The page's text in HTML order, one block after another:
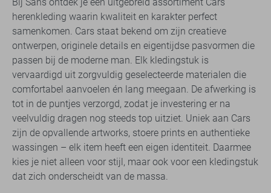
herenkleding waarin kwaliteit en karakter perfect
samenkomen. Cars staat bekend om zijn creatieve
ontwerpen, originele details en eigentijdse pasvormen die
passen bij de moderne man. Elk kledingstuk is
vervaardigd uit zorgvuldig geselecteerde materialen die
comfortabel aanvoelen én lang meegaan. De afwerking is
tot in de puntjes verzorgd, zodat je investering er na
veelvuldig dragen nog steeds top uitziet. Uniek aan Cars
zijn de opvallende artworks, stoere prints en authentieke
wassingen – elk item heeft een eigen identiteit. Daarmee
kies je niet alleen voor stijl, maar ook voor een kledingstuk
dat zich onderscheidt van de massa.